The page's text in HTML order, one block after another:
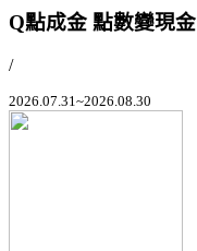
Q點成金 點數變現金
/
2026.07.31~2026.08.30